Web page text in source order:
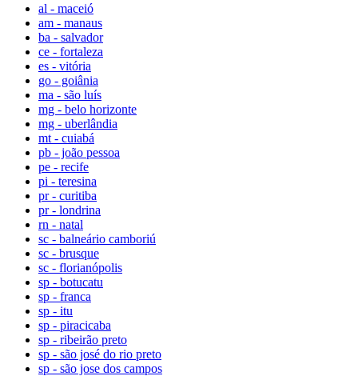
al - maceió
am - manaus
ba - salvador
ce - fortaleza
es - vitória
go - goiânia
ma - são luís
mg - belo horizonte
mg - uberlândia
mt - cuiabá
pb - joão pessoa
pe - recife
pi - teresina
pr - curitiba
pr - londrina
rn - natal
sc - balneário camboriú
sc - brusque
sc - florianópolis
sp - botucatu
sp - franca
sp - itu
sp - piracicaba
sp - ribeirão preto
sp - são josé do rio preto
sp - são jose dos campos